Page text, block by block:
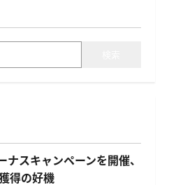
ナスキャンペーンを開催、
得の好機